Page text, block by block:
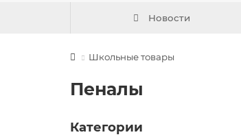
Новости
Школьные товары
Пеналы
Категории